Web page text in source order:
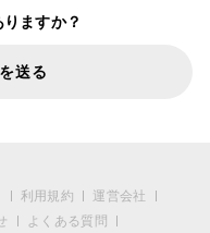
ますか？
送る
利用規約
運営会社
よくある質問